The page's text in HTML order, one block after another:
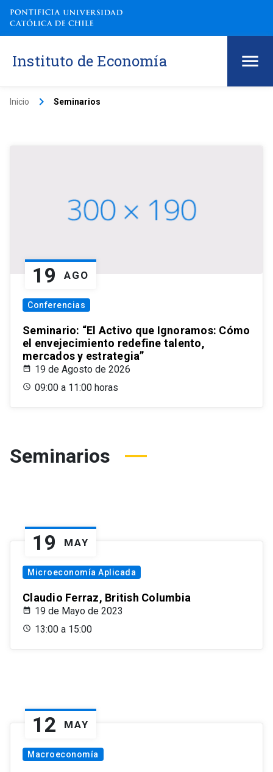
Instituto de Economía
Inicio keyboard_arrow_right Seminarios
19 AGO
Conferencias
Seminario: “El Activo que Ignoramos: Cómo
el envejecimiento redefine talento,
mercados y estrategia”
19 de Agosto de 2026
09:00 a 11:00 horas
Seminarios
19 MAY
Microeconomía Aplicada
Claudio Ferraz, British Columbia
19 de Mayo de 2023
13:00 a 15:00
12 MAY
Macroeconomía